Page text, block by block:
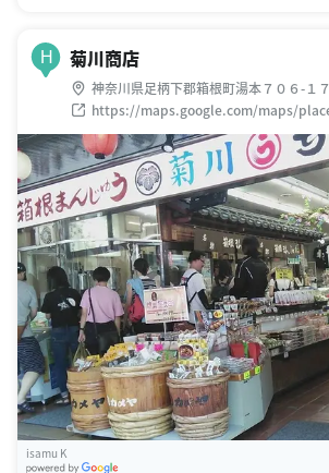
H 菊川商店
神奈川県足柄下郡箱根町湯本７０６-１７
https://maps.google.com/maps/
A%97&cid=0
isamu K